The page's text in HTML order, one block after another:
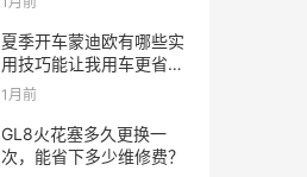
夏季开车蒙迪欧有哪些实
用技巧能让我用车更省
心？
1月前
GL8火花塞多久更换一
次，能省下多少维修费？